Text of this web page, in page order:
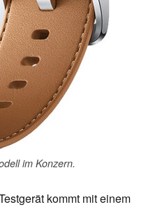
im Konzern.
kommt mit einem